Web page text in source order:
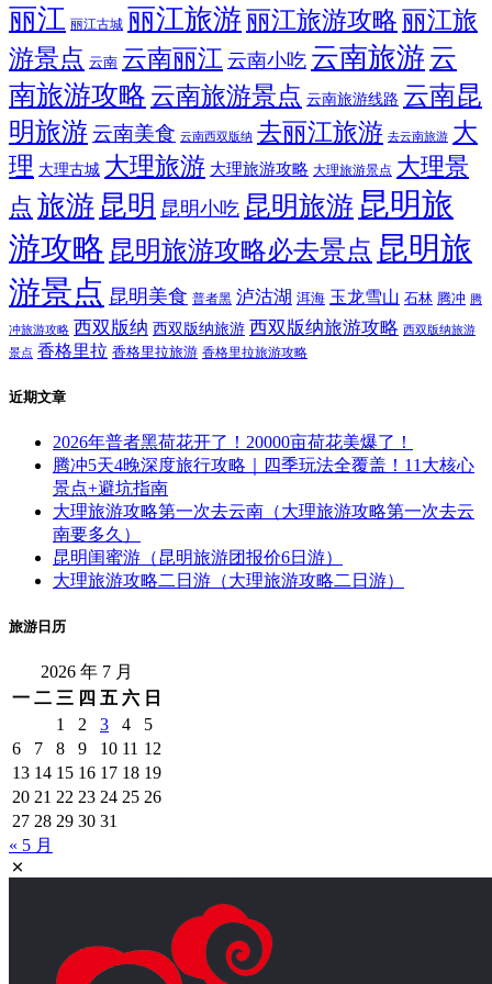
丽江 丽江古城 丽江旅游 丽江旅游攻略 丽江旅
游景点 云南 云南丽江 云南小吃 云南旅游 云
南旅游攻略 云南旅游景点 云南旅游线路 云南昆
明旅游 云南美食 云南西双版纳 去丽江旅游 去云南旅游 大
理 大理古城 大理旅游 大理旅游攻略 大理旅游景点 大理景
点 旅游 昆明 昆明小吃 昆明旅游 昆明旅
游攻略 昆明旅游攻略必去景点 昆明旅
游景点 昆明美食 普者黑 泸沽湖 洱海 玉龙雪山 石林 腾冲 腾
冲旅游攻略 西双版纳 西双版纳旅游 西双版纳旅游攻略 西双版纳旅游
景点 香格里拉 香格里拉旅游 香格里拉旅游攻略
近期文章
2026年普者黑荷花开了！20000亩荷花美爆了！
腾冲5天4晚深度旅行攻略｜四季玩法全覆盖！11大核心
景点+避坑指南
大理旅游攻略第一次去云南（大理旅游攻略第一次去云
南要多久）
昆明闺蜜游（昆明旅游团报价6日游）
大理旅游攻略二日游（大理旅游攻略二日游）
旅游日历
2026 年 7 月
一 二 三 四 五 六 日
1
2 3 4
5
6
7 8 9 10 11 12
13 14 15 16 17 18 19
20 21 22 23 24 25 26
27 28 29 30 31
« 5 月